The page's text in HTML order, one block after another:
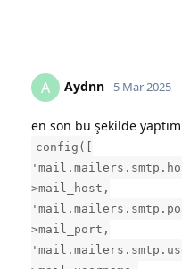
A Aydnn 5 Mar 2025
en son bu şekilde
config([
>mail_host,
>mail_port,